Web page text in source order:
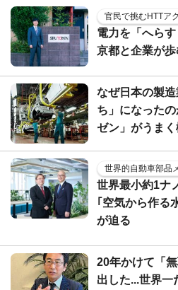
官民で挑むHTTア
電力を「へら
京都と企業が
なぜ日本の製
ち」になった
ゼン」がうま
世界的自動車部品
世界最小約1ナ
｢空気から作る
が迫る
20年かけて「
出した...世界一